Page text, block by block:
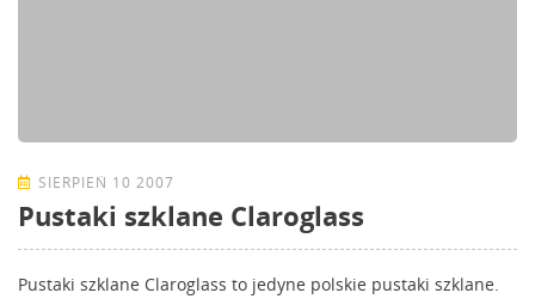
SIERPIEŃ 10 2007
Pustaki szklane Claroglass
Pustaki szklane Claroglass to jedyne polskie pustaki szklane.